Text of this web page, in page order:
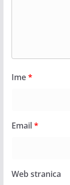
Ime*
Email*
Web stranica